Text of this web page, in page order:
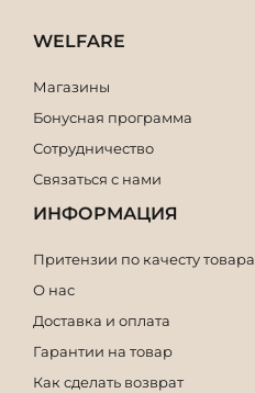
WELFARE
Магазины
Бонусная программа
Сотрудничество
Связаться с нами
ИНФОРМАЦИЯ
Притензии по качесту товара
О нас
Доставка и оплата
Гарантии на товар
Как сделать возврат